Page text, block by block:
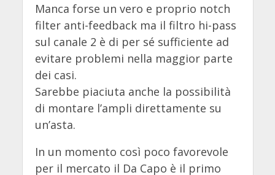
Manca forse un vero e proprio notch
filter anti-feedback ma il filtro hi-pass
sul canale 2 è di per sé sufficiente ad
evitare problemi nella maggior parte
dei casi.
Sarebbe piaciuta anche la possibilità
di montare l’ampli direttamente su
un’asta.
In un momento così poco favorevole
per il mercato il Da Capo è il primo